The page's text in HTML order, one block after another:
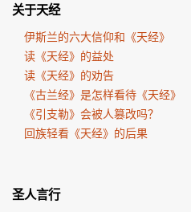
关于天经
伊斯兰的六大信仰和《天经》
读《天经》的益处
读《天经》的劝告
《古兰经》是怎样看待《天经》
《引支勒》会被人篡改吗？
回族轻看《天经》的后果
圣人言行